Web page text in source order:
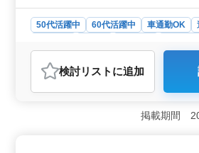
も活躍してます！
50代活躍中 60代活躍中 車通勤OK
会計事務所
おすすめポイント
＜経験豊富なベテランスタッフが活
岩井に位置する税理士事務所では、
スタッフがチームを牽引しています
検討リスト に追加
掲載期間